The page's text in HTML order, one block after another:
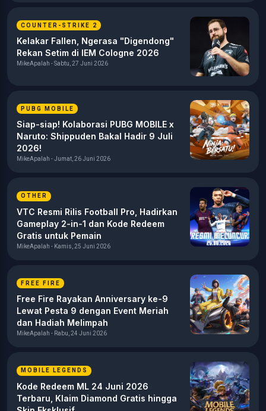
COUNTER-STRIKE 2
Kelakar Fallen, Ngerasa "Digendong"
Rekan Setim di IEM Cologne 2026
MikeApalah - Sabtu, 27 Juni 2026
PUBG MOBILE
Siap-siap! Kolaborasi PUBG MOBILE x
Naruto: Shippuden Bakal Hadir 9 Juli
2026!
MikeApalah - Jumat, 26 Juni 2026
OTHER
VTC Resmi Rilis Football Pro, Hadirkan
Gameplay 2-in-1 dan Kode Redeem
Gratis untuk Pemain
MikeApalah - Kamis, 25 Juni 2026
FREE FIRE
Free Fire Rayakan Anniversary ke-9
Lewat Pesta 9 dengan Event Meriah
dan Hadiah Melimpah
MikeApalah - Rabu, 24 Juni 2026
MOBILE LEGENDS
Kode Redeem ML 24 Juni 2026
Terbaru, Klaim Diamond Gratis hingga